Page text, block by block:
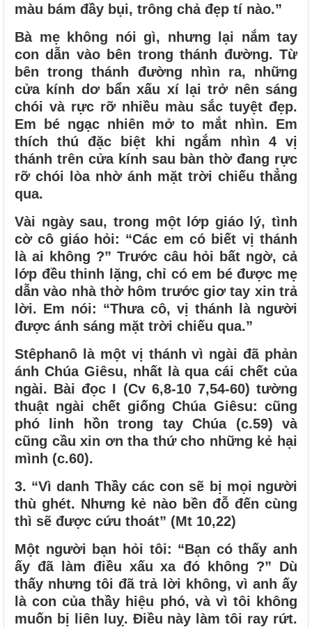
màu bám đầy bụi, trông chả đẹp tí nào.”
Bà mẹ không nói gì, nhưng lại nắm tay
con dẫn vào bên trong thánh đường. Từ
bên trong thánh đường nhìn ra, những
cửa kính dơ bẩn xấu xí lại trở nên sáng
chói và rực rỡ nhiều màu sắc tuyệt đẹp.
Em bé ngạc nhiên mở to mắt nhìn. Em
thích thú đặc biệt khi ngắm nhìn 4 vị
thánh trên cửa kính sau bàn thờ đang rực
rỡ chói lòa nhờ ánh mặt trời chiếu thẳng
qua.
Vài ngày sau, trong một lớp giáo lý, tình
cờ cô giáo hỏi: “Các em có biết vị thánh
là ai không ?” Trước câu hỏi bất ngờ, cả
lớp đều thinh lặng, chỉ có em bé được mẹ
dẫn vào nhà thờ hôm trước giơ tay xin trả
lời. Em nói: “Thưa cô, vị thánh là người
được ánh sáng mặt trời chiếu qua.”
Stêphanô là một vị thánh vì ngài đã phản
ánh Chúa Giêsu, nhất là qua cái chết của
ngài. Bài đọc I (Cv 6,8-10 7,54-60) tường
thuật ngài chết giống Chúa Giêsu: cũng
phó linh hồn trong tay Chúa (c.59) và
cũng cầu xin ơn tha thứ cho những kẻ hại
mình (c.60).
3. “Vì danh Thầy các con sẽ bị mọi người
thù ghét. Nhưng kẻ nào bền đỗ đến cùng
thì sẽ được cứu thoát” (Mt 10,22)
Một người bạn hỏi tôi: “Bạn có thấy anh
ấy đã làm điều xấu xa đó không ?” Dù
thấy nhưng tôi đã trả lời không, vì anh ấy
là con của thầy hiệu phó, và vì tôi không
muốn bị liên luỵ. Điều này làm tôi ray rứt.